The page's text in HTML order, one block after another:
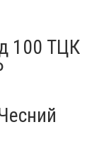
100 ТЦК